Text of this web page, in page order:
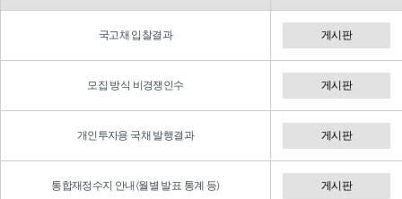
국고채 입찰결과 게시판
모집 방식 비경쟁인수 게시판
개인투자용 국채 발행결과 게시판
통합재정수지 안내(월별 발표 통계 등) 게시판